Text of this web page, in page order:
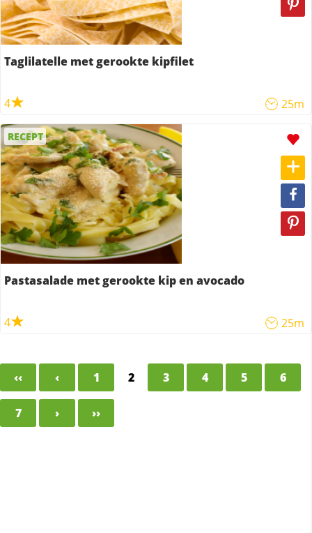
Taglilatelle met gerookte kipfilet
4 25m
RECEPT
Pastasalade met gerookte kip en avocado
4 25m
‹‹ ‹ 1 2 3 4 5 6
7 › ››